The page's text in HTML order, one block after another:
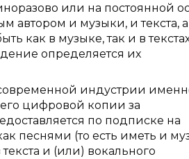
или на постоянной
автором и музыки, и текста, а
как в музыке, так и в
определяется их
индустрии
цифровой копии за
по подписке на
песнями (то есть иметь и
и (или) вокального